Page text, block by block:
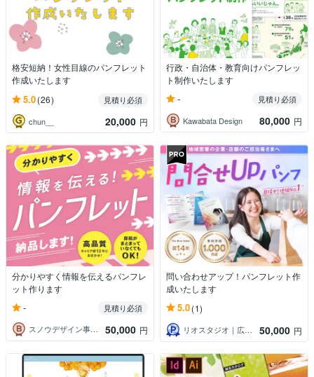
格安短納！女性目線のパンフレット
作成いたします
5.0(26)
見積り必須
chun__
20,000 円
行政・自治体・教育向けパンフレッ
ト制作いたします
-
見積り必須
Kawabata Design
80,000 円
分かりやすく情報を伝えるパンフレ
ット作ります
-
見積り必須
スノウデザイン事務所
50,000 円
問い合わせアップ！パンフレット作
成いたします
5.0(1)
リオスタジオ｜広島市の地域集客デザイナー 50,000 円